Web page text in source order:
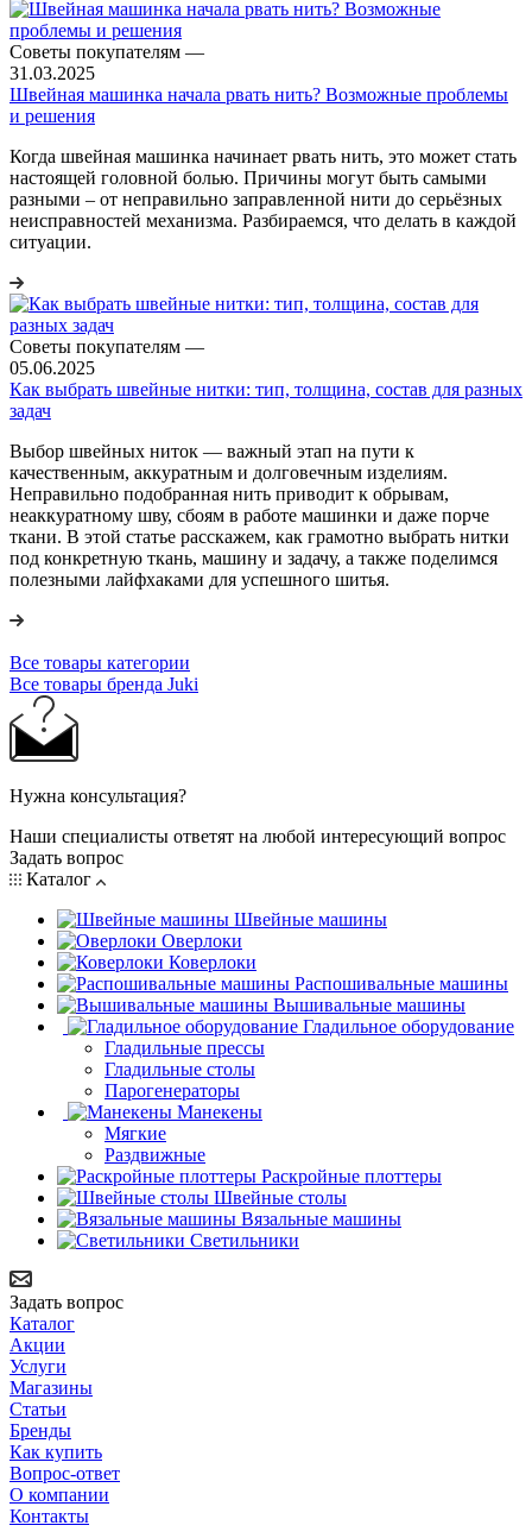
Советы покупателям —
31.03.2025
Швейная машинка начала рвать нить? Возможные проблемы
и решения
Когда швейная машинка начинает рвать нить, это может стать
настоящей головной болью. Причины могут быть самыми
разными – от неправильно заправленной нити до серьёзных
неисправностей механизма. Разбираемся, что делать в каждой
ситуации.
Советы покупателям —
05.06.2025
Как выбрать швейные нитки: тип, толщина, состав для разных
задач
Выбор швейных ниток — важный этап на пути к
качественным, аккуратным и долговечным изделиям.
Неправильно подобранная нить приводит к обрывам,
неаккуратному шву, сбоям в работе машинки и даже порче
ткани. В этой статье расскажем, как грамотно выбрать нитки
под конкретную ткань, машину и задачу, а также поделимся
полезными лайфхаками для успешного шитья.
Все товары категории
Все товары бренда Juki
Нужна консультация?
Наши специалисты ответят на любой интересующий вопрос
Задать вопрос
Каталог
Швейные машины
Оверлоки
Коверлоки
Распошивальные машины
Вышивальные машины
Гладильное оборудование
Гладильные прессы
Гладильные столы
Парогенераторы
Манекены
Мягкие
Раздвижные
Раскройные плоттеры
Швейные столы
Вязальные машины
Светильники
Задать вопрос
Каталог
Акции
Услуги
Магазины
Статьи
Бренды
Как купить
Вопрос-ответ
О компании
Контакты